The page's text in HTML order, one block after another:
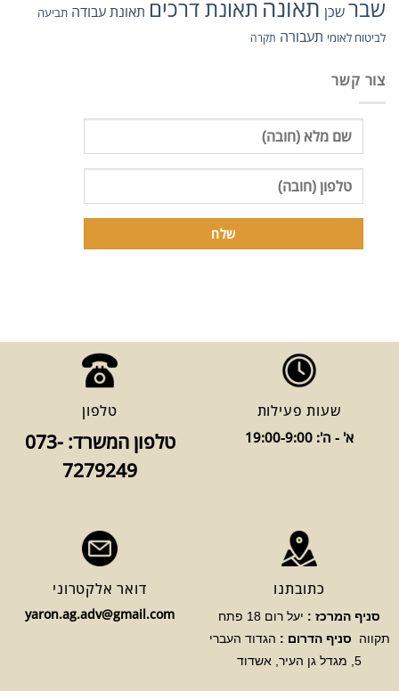
שברשכן תאונה תאונת דרכים תאונת עבודה תביעה
לביטוח לאומי תעבורה תקרה
צור קשר
שעות פעילות
א' - ה': 19:00-9:00
טלפון
טלפון המשרד: 073-
7279249
כתובתנו
סניף המרכז :
יעל רום 18 פתח
תקווה
סניף הדרום : הגדוד העברי
5, מגדל גן העיר, אשדוד
דואר אלקטרוני
yaron.ag.adv@gmail.com